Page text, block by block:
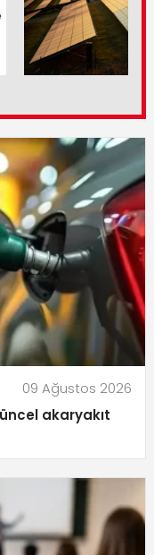
09 Ağustos 2026
akaryakıt